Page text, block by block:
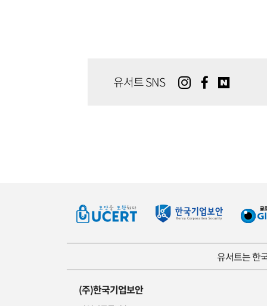
유서트 SNS
유서트는 한
(주)한국기업보안